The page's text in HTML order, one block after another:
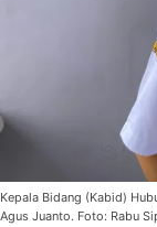
Kepala Bidang (Kabid)
Agus Juanto. Foto: Rabu